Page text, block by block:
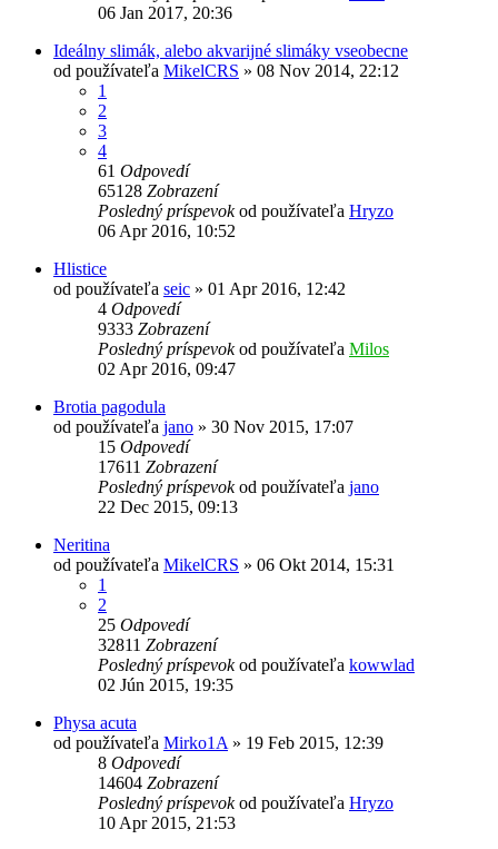
06 Jan 2017, 20:36
Ideálny slimák, alebo akvarijné slimáky vseobecne
od používateľa MikelCRS » 08 Nov 2014, 22:12
1
2
3
4
61 Odpovedí
65128 Zobrazení
Posledný príspevokod používateľa Hryzo
06 Apr 2016, 10:52
Hlistice
od používateľa seic » 01 Apr 2016, 12:42
4 Odpovedí
9333 Zobrazení
Posledný príspevokod používateľa Milos
02 Apr 2016, 09:47
Brotia pagodula
od používateľa jano » 30 Nov 2015, 17:07
15 Odpovedí
17611 Zobrazení
Posledný príspevokod používateľa jano
22 Dec 2015, 09:13
Neritina
od používateľa MikelCRS » 06 Okt 2014, 15:31
1
2
25 Odpovedí
32811 Zobrazení
Posledný príspevokod používateľa kowwlad
02 Jún 2015, 19:35
Physa acuta
od používateľa Mirko1A » 19 Feb 2015, 12:39
8 Odpovedí
14604 Zobrazení
Posledný príspevokod používateľa Hryzo
10 Apr 2015, 21:53